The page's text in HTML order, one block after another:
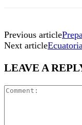
Previous article
Next article
LEAVE A